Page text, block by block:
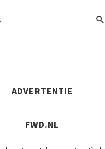
ADVERTENTIE
FWD.NL